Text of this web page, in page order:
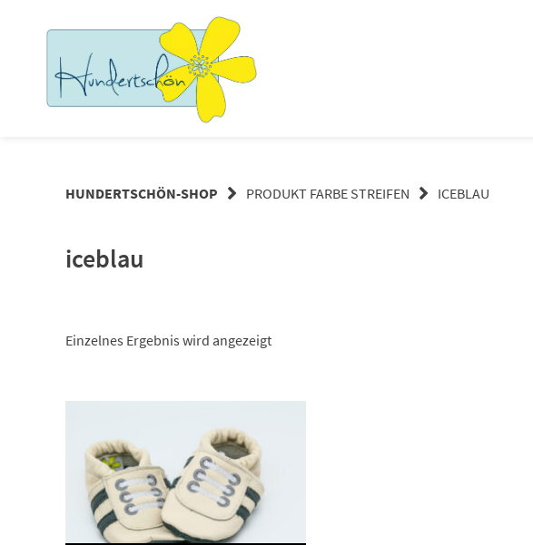
HUNDERTSCHÖN-SHOP PRODUKT FARBE STREIFEN ICEBLAU
iceblau
Einzelnes Ergebnis wird angezeigt
Dieses Produkt weist mehrere Varianten auf. Die Optionen können auf der Produktseite gewählt werden